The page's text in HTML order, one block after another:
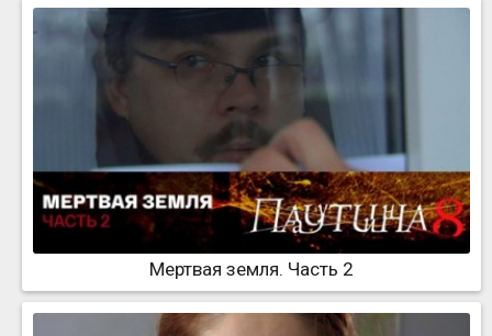
Мертвая земля. Часть 2